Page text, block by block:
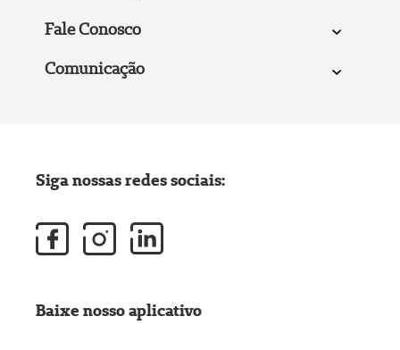
Fale Conosco
Comunicação
Siga nossas redes sociais:
Baixe nosso aplicativo